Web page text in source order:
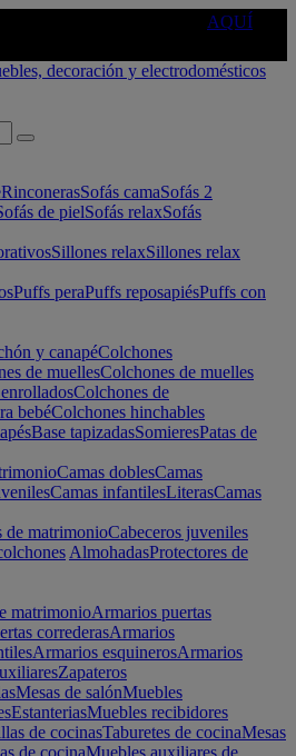
AQUÍ
RinconerasSofás camaSofás 2
de pielSofás relaxSofás
Sillones relaxSillones relax
Puffs peraPuffs reposapiésPuffs con
y canapéColchones
de muellesColchones de muelles
Colchones de
bebéColchones hinchables
Base tapizadasSomieresPatas de
Camas doblesCamas
Camas infantilesLiterasCamas
de matrimonioCabeceros juveniles
AlmohadasProtectores de
matrimonioArmarios puertas
correderasArmarios
Armarios esquinerosArmarios
Zapateros
Mesas de salónMuebles
EstanteriasMuebles recibidores
de cocinasTaburetes de cocinaMesas
de cocinaMuebles auxiliares de